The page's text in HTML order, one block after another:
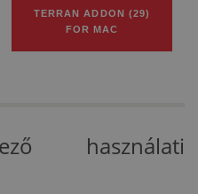
TERRAN ADDON (29)
FORMAC
használati